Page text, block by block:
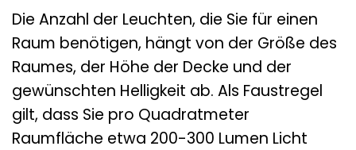
Die Anzahl der Leuchten, die Sie für einen
Raum benötigen, hängt von der Größe des
Raumes, der Höhe der Decke und der
gewünschten Helligkeit ab. Als Faustregel
gilt, dass Sie pro Quadratmeter
Raumfläche etwa 200-300 Lumen Licht